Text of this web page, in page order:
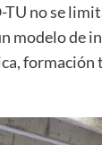
no se
modelo de